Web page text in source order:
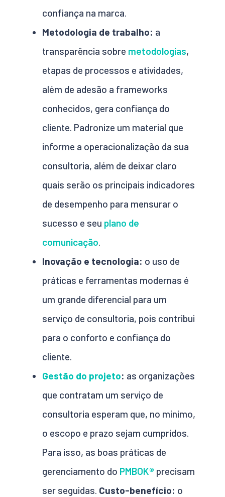
confiança na marca.
Metodologia de trabalho: a
transparência sobre metodologias,
etapas de processos e atividades,
além de adesão a frameworks
conhecidos, gera confiança do
cliente. Padronize um material que
informe a operacionalização da sua
consultoria, além de deixar claro
quais serão os principais indicadores
de desempenho para mensurar o
sucesso e seu plano de
comunicação
Inovação e tecnologia: o uso de
práticas e ferramentas modernas é
um grande diferencial para um
serviço de consultoria, pois contribui
para o conforto e confiança do
cliente.
Gestão do projeto: as organizações
que contratam um serviço de
consultoria esperam que, no mínimo,
o escopo e prazo sejam cumpridos.
Para isso, as boas práticas de
gerenciamento do PMBOK® precisam
ser seguidas. Custo-benefício: o